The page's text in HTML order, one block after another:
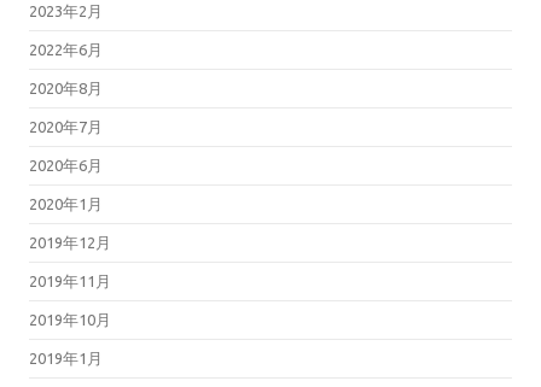
2023年2月
2022年6月
2020年8月
2020年7月
2020年6月
2020年1月
2019年12月
2019年11月
2019年10月
2019年1月